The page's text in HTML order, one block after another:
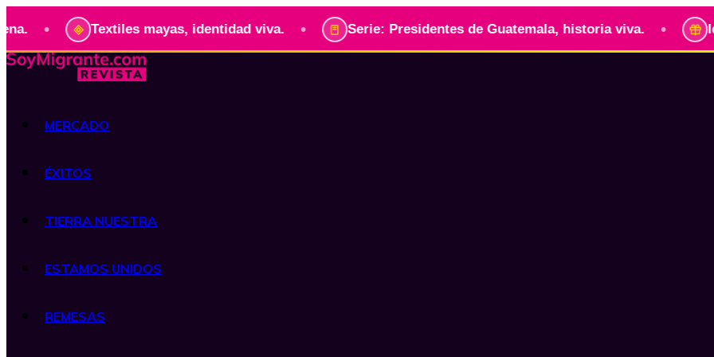
Textiles mayas, identidad viva. • Serie: Presidentes de Guatemala, historia viva. •
MERCADO
ÉXITOS
TIERRA NUESTRA
ESTAMOS UNIDOS
REMESAS